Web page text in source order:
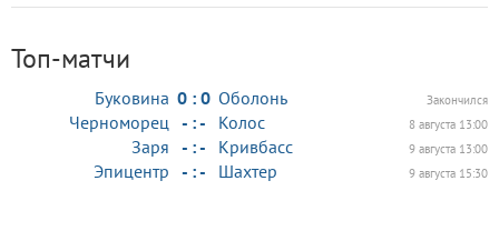
Топ-матчи
Буковина Оболонь
0 : 0 Закончился
Черноморец Колос
- : - 8 августа 13:00
Заря Кривбасс
- : - 9 августа 13:00
Эпицентр Шахтер
- : - 9 августа 15:30